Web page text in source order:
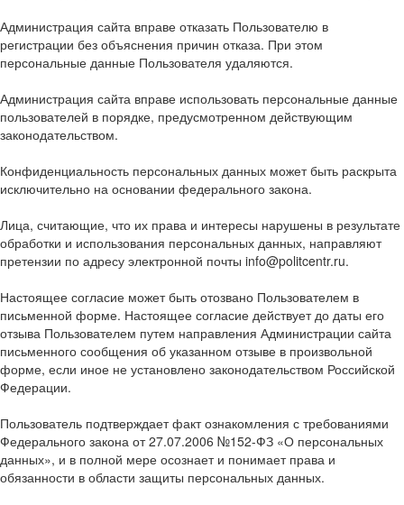
Администрация сайта вправе отказать Пользователю в
регистрации без объяснения причин отказа. При этом
персональные данные Пользователя удаляются.
Администрация сайта вправе использовать персональные данные
пользователей в порядке, предусмотренном действующим
законодательством.
Конфиденциальность персональных данных может быть раскрыта
исключительно на основании федерального закона.
Лица, считающие, что их права и интересы нарушены в результате
обработки и использования персональных данных, направляют
претензии по адресу электронной почты info@politcentr.ru.
Настоящее согласие может быть отозвано Пользователем в
письменной форме. Настоящее согласие действует до даты его
отзыва Пользователем путем направления Администрации сайта
письменного сообщения об указанном отзыве в произвольной
форме, если иное не установлено законодательством Российской
Федерации.
Пользователь подтверждает факт ознакомления с требованиями
Федерального закона от 27.07.2006 №152-ФЗ «О персональных
данных», и в полной мере осознает и понимает права и
обязанности в области защиты персональных данных.